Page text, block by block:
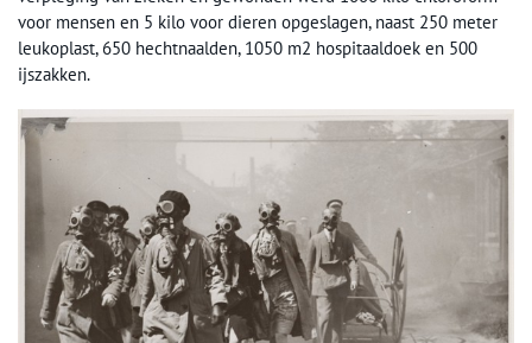
voor mensen en 5 kilo voor dieren opgeslagen, naast 250 meter
leukoplast, 650 hechtnaalden, 1050 m2 hospitaaldoek en 500
ijszakken.